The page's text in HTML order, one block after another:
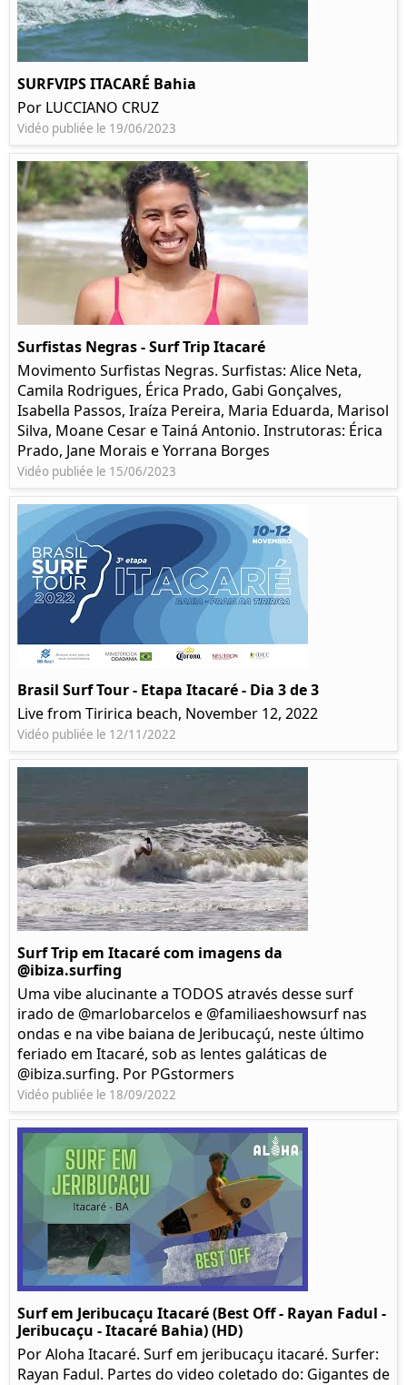
SURFVIPS ITACARÉ Bahia
Por LUCCIANO CRUZ
Vidéo publiée le 19/06/2023
Surfistas Negras - Surf Trip Itacaré
Movimento Surfistas Negras. Surfistas: Alice Neta,
Camila Rodrigues, Érica Prado, Gabi Gonçalves,
Isabella Passos, Iraíza Pereira, Maria Eduarda, Marisol
Silva, Moane Cesar e Tainá Antonio. Instrutoras: Érica
Prado, Jane Morais e Yorrana Borges
Vidéo publiée le 15/06/2023
Brasil Surf Tour - Etapa Itacaré - Dia 3 de 3
Live from Tiririca beach, November 12, 2022
Vidéo publiée le 12/11/2022
Surf Trip em Itacaré com imagens da
@ibiza.surfing
Uma vibe alucinante a TODOS através desse surf
irado de @marlobarcelos e @familiaeshowsurf nas
ondas e na vibe baiana de Jeribucaçú, neste último
feriado em Itacaré, sob as lentes galáticas de
@ibiza.surfing. Por PGstormers
Vidéo publiée le 18/09/2022
Surf em Jeribucaçu Itacaré (Best Off - Rayan Fadul -
Jeribucaçu - Itacaré Bahia) (HD)
Por Aloha Itacaré. Surf em jeribucaçu itacaré. Surfer:
Rayan Fadul. Partes do video coletado do: Gigantes de